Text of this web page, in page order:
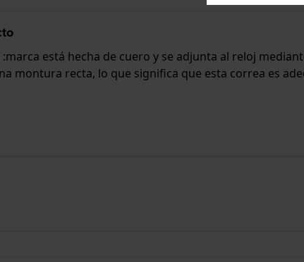
está hecha de cuero y se adjunta al reloj
montura recta, lo que significa que esta correa es